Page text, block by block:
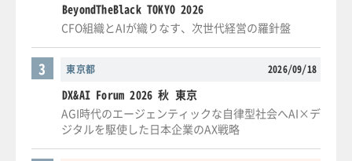
BeyondTheBlack TOKYO 2026
CFO組織とAIが織りなす、次世代経営の羅針盤
東京都 2026/09/18
3
DX&AI Forum 2026 秋 東京
AGI時代のエージェンティックな自律型社会へAI×デ
ジタルを駆使した日本企業のAX戦略